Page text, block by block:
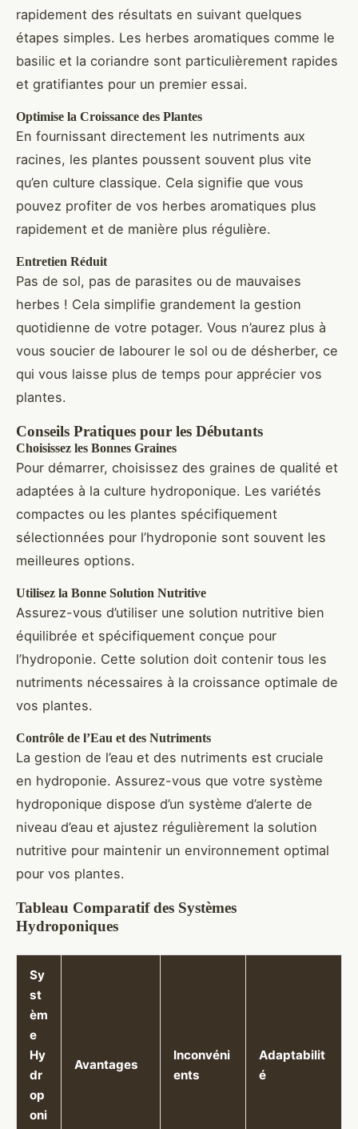
rapidement des résultats en suivant quelques
étapes simples. Les herbes aromatiques comme le
basilic et la coriandre sont particulièrement rapides
et gratifiantes pour un premier essai.
Optimise la Croissance des Plantes
En fournissant directement les nutriments aux
racines, les plantes poussent souvent plus vite
qu’en culture classique. Cela signifie que vous
pouvez profiter de vos herbes aromatiques plus
rapidement et de manière plus régulière.
Entretien Réduit
Pas de sol, pas de parasites ou de mauvaises
herbes ! Cela simplifie grandement la gestion
quotidienne de votre potager. Vous n’aurez plus à
vous soucier de labourer le sol ou de désherber, ce
qui vous laisse plus de temps pour apprécier vos
plantes.
Conseils Pratiques pour les Débutants
Choisissez les Bonnes Graines
Pour démarrer, choisissez des graines de qualité et
adaptées à la culture hydroponique. Les variétés
compactes ou les plantes spécifiquement
sélectionnées pour l’hydroponie sont souvent les
meilleures options.
Utilisez la Bonne Solution Nutritive
Assurez-vous d’utiliser une solution nutritive bien
équilibrée et spécifiquement conçue pour
l’hydroponie. Cette solution doit contenir tous les
nutriments nécessaires à la croissance optimale de
vos plantes.
Contrôle de l’Eau et des Nutriments
La gestion de l’eau et des nutriments est cruciale
en hydroponie. Assurez-vous que votre système
hydroponique dispose d’un système d’alerte de
niveau d’eau et ajustez régulièrement la solution
nutritive pour maintenir un environnement optimal
pour vos plantes.
Tableau Comparatif des Systèmes
Hydroponiques
Sy
st
èm
e
Hy
dr
op
oni
Avantages
Inconvéni
ents
Adaptabilit
é